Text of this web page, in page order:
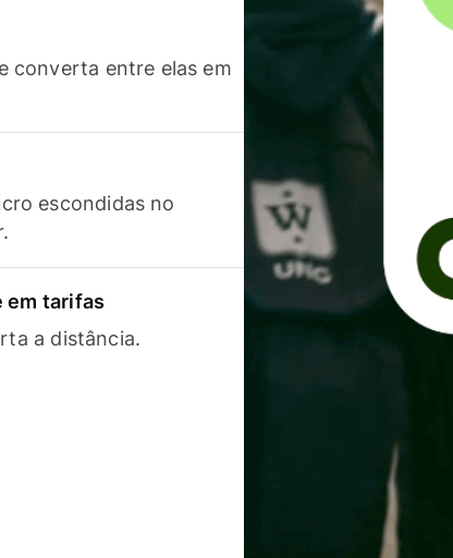
converta entre elas em
escondidas no
em tarifas
a distância.